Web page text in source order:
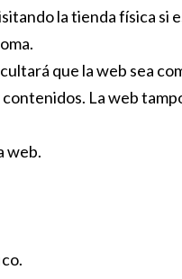
la tienda física si
que la web sea
La web
web.